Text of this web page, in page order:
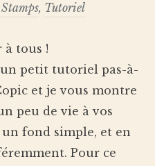
, Tutoriel
à tous !
petit tutoriel pas-à-
et je vous montre
peu de vie à vos
fond simple, et en
Pour ce